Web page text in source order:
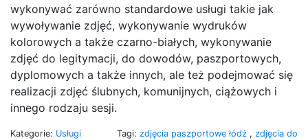
wykonywać zarówno standardowe usługi takie jak
wywoływanie zdjęć, wykonywanie wydruków
kolorowych a także czarno-białych, wykonywanie
zdjęć do legitymacji, do dowodów, paszportowych,
dyplomowych a także innych, ale też podejmować się
realizacji zdjęć ślubnych, komunijnych, ciążowych i
innego rodzaju sesji.
Kategorie: Usługi
Tagi: zdjęcia paszportowe łódź , zdjęcia do